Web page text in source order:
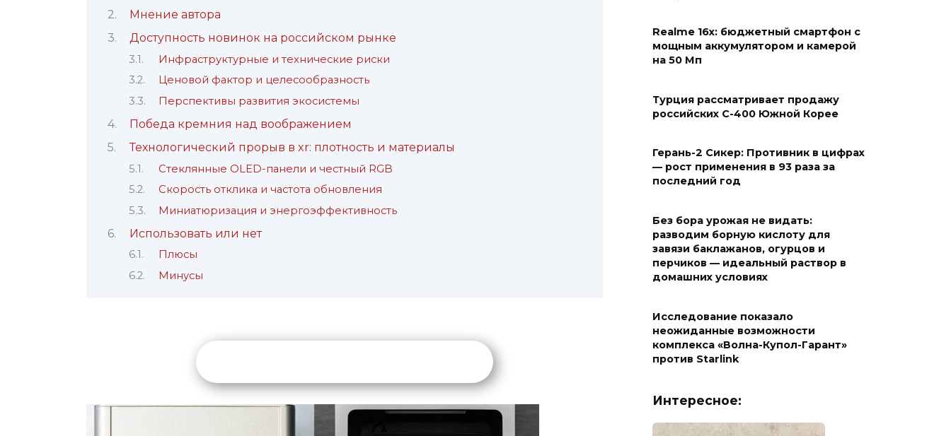
Мнение автора
Доступность новинок на российском рынке
Инфраструктурные и технические риски
Ценовой фактор и целесообразность
Перспективы развития экосистемы
Победа кремния над воображением
Технологический прорыв в xr: плотность и материалы
Стеклянные OLED-панели и честный RGB
Скорость отклика и частота обновления
Миниатюризация и энергоэффективность
Использовать или нет
Плюсы
Минусы
Realme 16x: бюджетный смартфон с
мощным аккумулятором и камерой
на 50 Мп
Турция рассматривает продажу
российских С-400 Южной Корее
Герань-2 Сикер: Противник в цифрах
— рост применения в 93 раза за
последний год
Без бора урожая не видать:
разводим борную кислоту для
завязи баклажанов, огурцов и
перчиков — идеальный раствор в
домашних условиях
Исследование показало
неожиданные возможности
комплекса «Волна-Купол-Гарант»
против Starlink
Интересное: